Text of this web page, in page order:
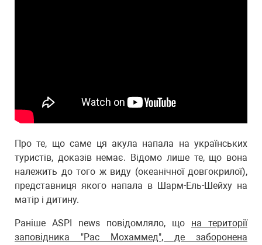
Про те, що саме ця акула напала на українських
туристів, доказів немає. Відомо лише те, що вона
належить до того ж виду (океанічної довгокрилої),
представниця якого напала в Шарм-Ель-Шейху на
матір і дитину.
Раніше ASPI news повідомляло, що на території
заповідника "Рас Мохаммед", де заборонена